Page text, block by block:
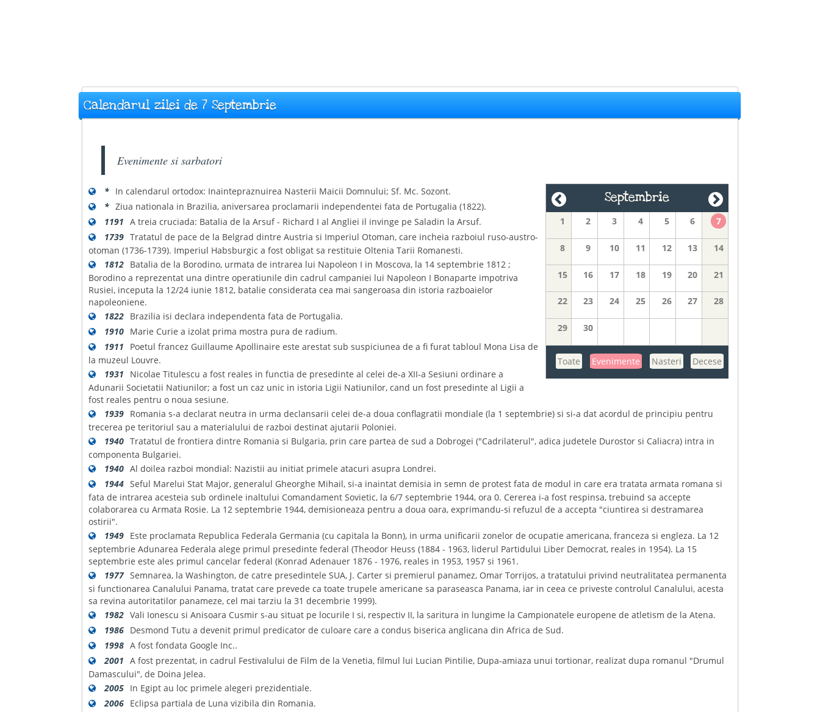
Calendarul zilei de 7 Septembrie
Septembrie
1 2 3 4 5 6 7
8 9 10 11 12 13 14
15 16 17 18 19 20 21
22 23 24 25 26 27 28
29 30
Toate Evenimente Nasteri Decese
Evenimente si sarbatori
* In calendarul ortodox: Inaintepraznuirea Nasterii Maicii Domnului; Sf. Mc. Sozont.
* Ziua nationala in Brazilia, aniversarea proclamarii independentei fata de Portugalia (1822).
1191 A treia cruciada: Batalia de la Arsuf - Richard I al Angliei il invinge pe Saladin la Arsuf.
1739 Tratatul de pace de la Belgrad dintre Austria si Imperiul Otoman, care incheia razboiul ruso-austro-
otoman (1736-1739). Imperiul Habsburgic a fost obligat sa restituie Oltenia Tarii Romanesti.
1812 Batalia de la Borodino, urmata de intrarea lui Napoleon I in Moscova, la 14 septembrie 1812 ;
Borodino a reprezentat una dintre operatiunile din cadrul campaniei lui Napoleon I Bonaparte impotriva
Rusiei, inceputa la 12/24 iunie 1812, batalie considerata cea mai sangeroasa din istoria razboaielor
napoleoniene.
1822 Brazilia isi declara independenta fata de Portugalia.
1910 Marie Curie a izolat prima mostra pura de radium.
1911
Poetul francez Guillaume Apollinaire este arestat sub suspiciunea de a fi furat tabloul Mona Lisa de
la muzeul Louvre.
1931
Nicolae Titulescu a fost reales in functia de presedinte al celei de-a XII-a Sesiuni ordinare a
Adunarii Societatii Natiunilor; a fost un caz unic in istoria Ligii Natiunilor, cand un fost presedinte al Ligii a
fost reales pentru o noua sesiune.
1939 Romania s-a declarat neutra in urma declansarii celei de-a doua conflagratii mondiale (la 1 septembrie) si si-a dat acordul de principiu pentru
trecerea pe teritoriul sau a materialului de razboi destinat ajutarii Poloniei.
1940 Tratatul de frontiera dintre Romania si Bulgaria, prin care partea de sud a Dobrogei ("Cadrilaterul", adica judetele Durostor si Caliacra) intra in
componenta Bulgariei.
1940 Al doilea razboi mondial: Nazistii au initiat primele atacuri asupra Londrei.
1944 Seful Marelui Stat Major, generalul Gheorghe Mihail, si-a inaintat demisia in semn de protest fata de modul in care era tratata armata romana si
fata de intrarea acesteia sub ordinele inaltului Comandament Sovietic, la 6/7 septembrie 1944, ora 0. Cererea i-a fost respinsa, trebuind sa accepte
colaborarea cu Armata Rosie. La 12 septembrie 1944, demisioneaza pentru a doua oara, exprimandu-si refuzul de a accepta "ciuntirea si destramarea
ostirii".
1949 Este proclamata Republica Federala Germania (cu capitala la Bonn), in urma unificarii zonelor de ocupatie americana, franceza si engleza. La 12
septembrie Adunarea Federala alege primul presedinte federal (Theodor Heuss (1884 - 1963, liderul Partidului Liber Democrat, reales in 1954). La 15
septembrie este ales primul cancelar federal (Konrad Adenauer 1876 - 1976, reales in 1953, 1957 si 1961.
1977 Semnarea, la Washington, de catre presedintele SUA, J. Carter si premierul panamez, Omar Torrijos, a tratatului privind neutralitatea permanenta
si functionarea Canalului Panama, tratat care prevede ca toate trupele americane sa paraseasca Panama, iar in ceea ce priveste controlul Canalului, acesta
sa revina autoritatilor panameze, cel mai tarziu la 31 decembrie 1999).
1982 Vali Ionescu si Anisoara Cusmir s-au situat pe locurile I si, respectiv II, la saritura in lungime la Campionatele europene de atletism de la Atena.
1986 Desmond Tutu a devenit primul predicator de culoare care a condus biserica anglicana din Africa de Sud.
1998 A fost fondata Google Inc..
2001 A fost prezentat, in cadrul Festivalului de Film de la Venetia, filmul lui Lucian Pintilie, Dupa-amiaza unui tortionar, realizat dupa romanul "Drumul
Damascului", de Doina Jelea.
2005 In Egipt au loc primele alegeri prezidentiale.
2006 Eclipsa partiala de Luna vizibila din Romania.